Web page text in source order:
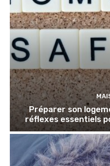
Préparer son
réflexes essentiels